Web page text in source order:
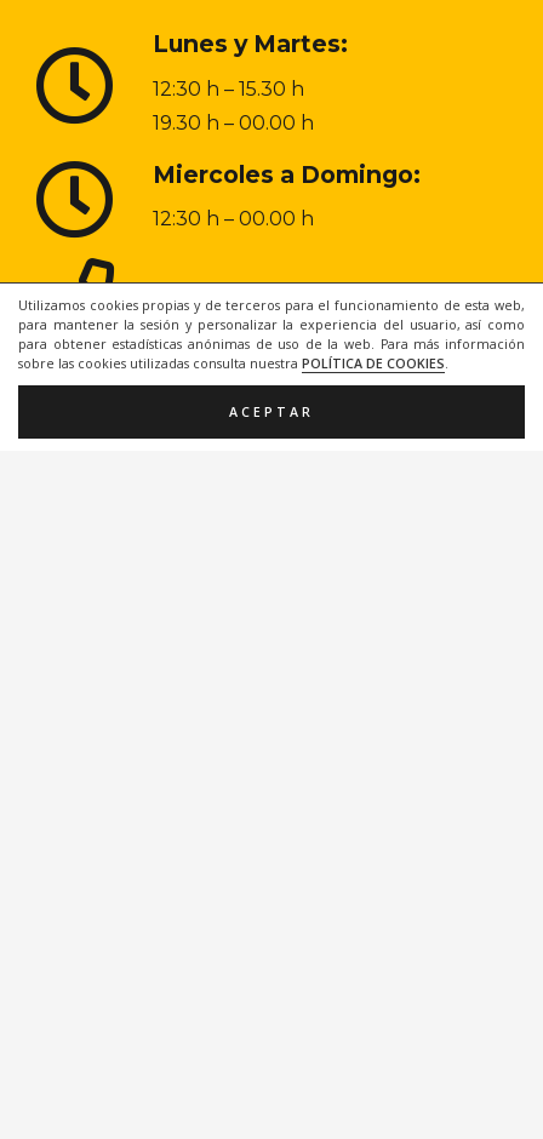
Utilizamos cookies propias y de terceros para el funcionamiento de esta web,
para mantener la sesión y personalizar la experiencia del usuario, así como
para obtener estadísticas anónimas de uso de la web. Para más información
sobre las cookies utilizadas consulta nuestra POLÍTICA DE COOKIES.
ACEPTAR
Lunes y Martes:
12:30 h – 15.30 h
19.30 h – 00.00 h
Miercoles a Domingo:
12:30 h – 00.00 h
968 20 48 31